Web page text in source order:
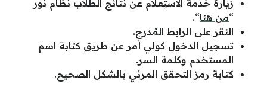
زيارة خدمة الاستِعلام عن نتائج الطلاب نظام نور
“من هنا“.
النقر على الرابط المُدرج.
تسجيل الدخول كولي أمر عن طريق كتابة اسم
المستخدم وكلمة السر.
كتابة رمز التحقق المرئي بالشكل الصحيح.